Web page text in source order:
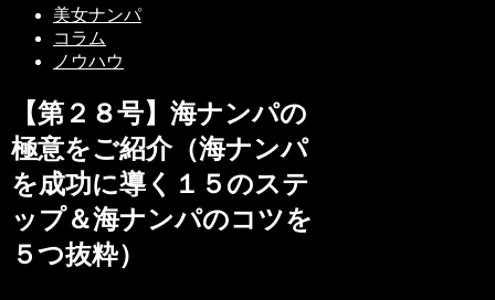
美女ナンパ
コラム
ノウハウ
【第２８号】海ナンパの
極意をご紹介（海ナンパ
を成功に導く１５のステ
ップ＆海ナンパのコツを
５つ抜粋）